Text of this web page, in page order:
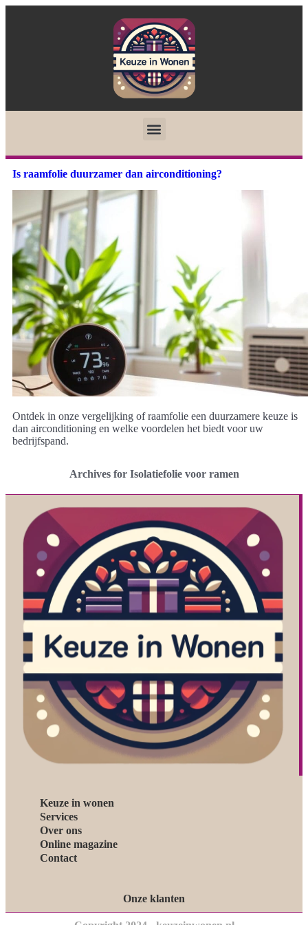
Is raamfolie duurzamer dan airconditioning?
Ontdek in onze vergelijking of raamfolie een duurzamere keuze is
dan airconditioning en welke voordelen het biedt voor uw
bedrijfspand.
Archives for Isolatiefolie voor ramen
Keuze in wonen
Services
Over ons
Online magazine
Contact
Onze klanten